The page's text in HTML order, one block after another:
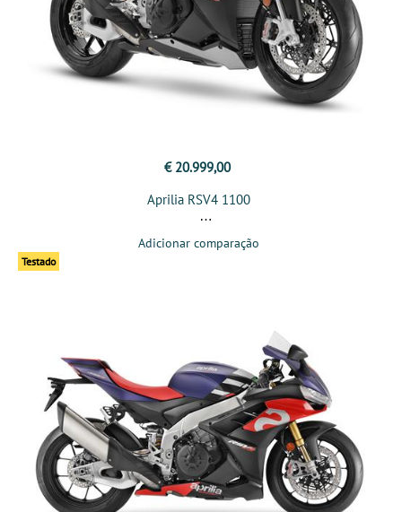
€ 20.999,00
Aprilia RSV4 1100
Adicionar comparação
Testado